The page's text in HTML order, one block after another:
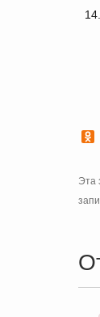
Эта